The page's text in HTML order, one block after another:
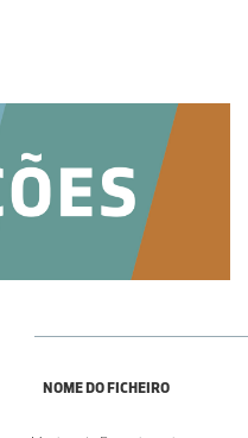
NOME DO FICHEIRO